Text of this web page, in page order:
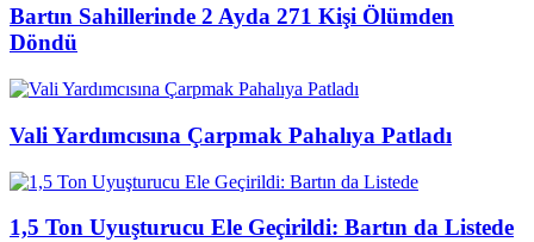
Bartın Sahillerinde 2 Ayda 271 Kişi Ölümden
Döndü
Vali Yardımcısına Çarpmak Pahalıya Patladı
1,5 Ton Uyuşturucu Ele Geçirildi: Bartın da Listede